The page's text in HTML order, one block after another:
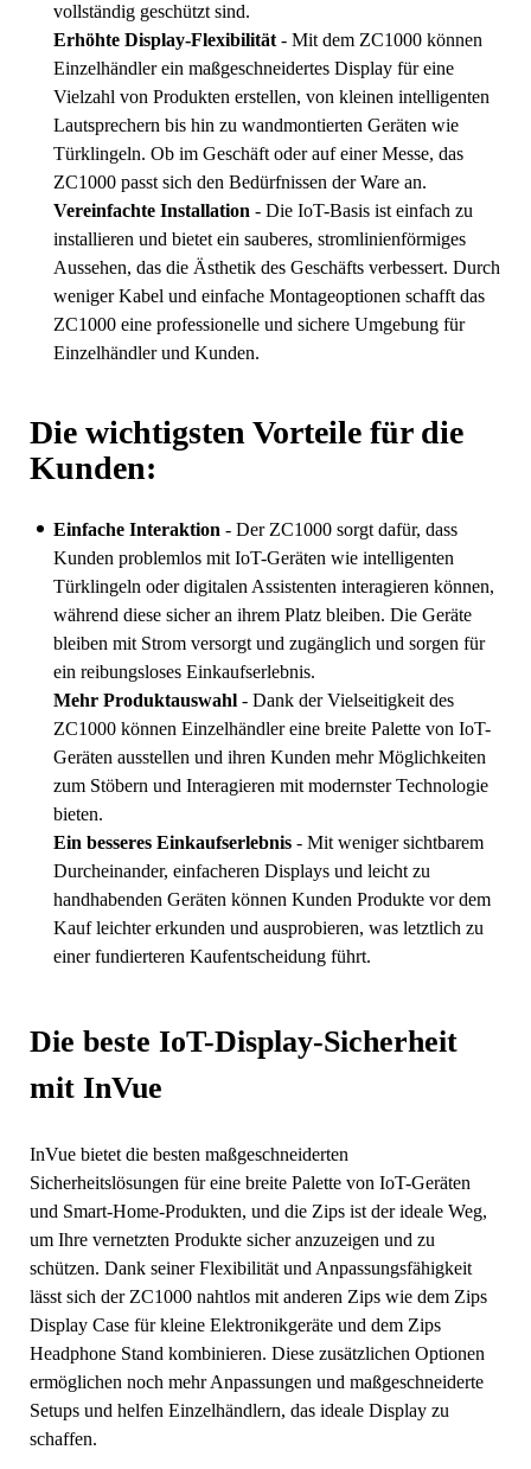
vollständig geschützt sind.
Erhöhte Display-Flexibilität- Mit dem ZC1000 können
Einzelhändler ein maßgeschneidertes Display für eine
Vielzahl von Produkten erstellen, von kleinen intelligenten
Lautsprechern bis hin zu wandmontierten Geräten wie
Türklingeln. Ob im Geschäft oder auf einer Messe, das
ZC1000 passt sich den Bedürfnissen der Ware an.
Vereinfachte Installation - Die IoT-Basis ist einfach zu
installieren und bietet ein sauberes, stromlinienförmiges
Aussehen, das die Ästhetik des Geschäfts verbessert. Durch
weniger Kabel und einfache Montageoptionen schafft das
ZC1000 eine professionelle und sichere Umgebung für
Einzelhändler und Kunden.
Die wichtigsten Vorteile für die
Kunden:
Einfache Interaktion - Der ZC1000 sorgt dafür, dass
Kunden problemlos mit IoT-Geräten wie intelligenten
Türklingeln oder digitalen Assistenten interagieren können,
während diese sicher an ihrem Platz bleiben. Die Geräte
bleiben mit Strom versorgt und zugänglich und sorgen für
ein reibungsloses Einkaufserlebnis.
Mehr Produktauswahl - Dank der Vielseitigkeit des
ZC1000 können Einzelhändler eine breite Palette von IoT-
Geräten ausstellen und ihren Kunden mehr Möglichkeiten
zum Stöbern und Interagieren mit modernster Technologie
bieten.
Ein besseres Einkaufserlebnis - Mit weniger sichtbarem
Durcheinander, einfacheren Displays und leicht zu
handhabenden Geräten können Kunden Produkte vor dem
Kauf leichter erkunden und ausprobieren, was letztlich zu
einer fundierteren Kaufentscheidung führt.
Die beste IoT-Display-Sicherheit
mit InVue
InVue bietet die besten maßgeschneiderten
Sicherheitslösungen für eine breite Palette von IoT-Geräten
und Smart-Home-Produkten, und die Zips ist der ideale Weg,
um Ihre vernetzten Produkte sicher anzuzeigen und zu
schützen. Dank seiner Flexibilität und Anpassungsfähigkeit
lässt sich der ZC1000 nahtlos mit anderen Zips wie dem Zips
Display Case für kleine Elektronikgeräte und dem Zips
Headphone Stand kombinieren. Diese zusätzlichen Optionen
ermöglichen noch mehr Anpassungen und maßgeschneiderte
Setups und helfen Einzelhändlern, das ideale Display zu
schaffen.